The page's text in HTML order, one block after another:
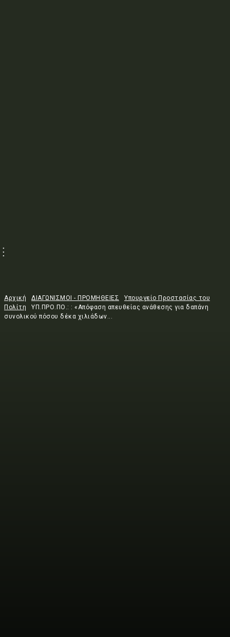
Αρχική ΔΙΑΓΩΝΙΣΜΟΙ - ΠΡΟΜΗΘΕΙΕΣ
Υπουργείο Προστασίας του
Πολίτη
ΥΠ.ΠΡΟ.ΠΟ.: : «Απόφαση απευθείας ανάθεσης για δαπάνη
συνολικού πόσου δέκα χιλιάδων...